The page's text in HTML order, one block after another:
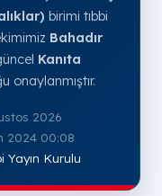
birimi tıbbi
Bahadır
Kanıta
onaylanmıştır.
2026
2024 00:08
Yayın Kurulu